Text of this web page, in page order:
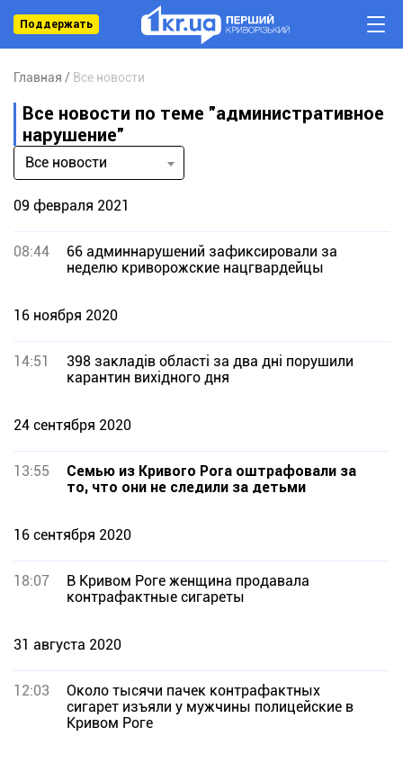
Поддержать
Главная Все новости
Все новости по теме "административное
нарушение"
Все новости
09 февраля 2021
08:44
66 админнарушений зафиксировали за
неделю криворожские нацгвардейцы
16 ноября 2020
14:51
398 закладів області за два дні порушили
карантин вихідного дня
24 сентября 2020
13:55
Семью из Кривого Рога оштрафовали за
то, что они не следили за детьми
16 сентября 2020
18:07
В Кривом Роге женщина продавала
контрафактные сигареты
31 августа 2020
12:03
Около тысячи пачек контрафактных
сигарет изъяли у мужчины полицейские в
Кривом Роге